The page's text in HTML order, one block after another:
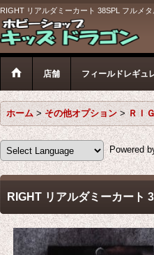
RIGHT リアルダミーカート 38SPL フルメタ
店舗 フィールドレギュ
ホーム > その他オプション > ＲＩ
Powered
RIGHT リアルダミーカート